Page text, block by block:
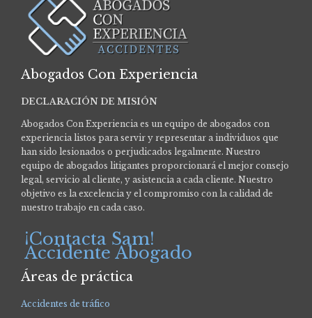
Abogados Con Experiencia
DECLARACIÓN DE MISIÓN
Abogados Con Experiencia es un equipo de abogados con
experiencia listos para servir y representar a individuos que
han sido lesionados o perjudicados legalmente. Nuestro
equipo de abogados litigantes proporcionará el mejor consejo
legal, servicio al cliente, y asistencia a cada cliente. Nuestro
objetivo es la excelencia y el compromiso con la calidad de
nuestro trabajo en cada caso.
¡Contacta Sam!
Accidente Abogado
Áreas de práctica
Accidentes de tráfico